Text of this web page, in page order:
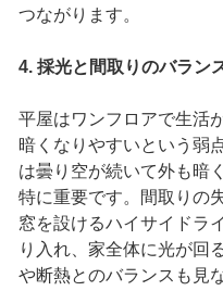
つながります。
4. 採光と間取りのバラン
平屋はワンフロアで生活
暗くなりやすいという弱
は曇り空が続いて外も暗
特に重要です。間取りの
窓を設けるハイサイドラ
り入れ、家全体に光が回
や断熱とのバランスも見